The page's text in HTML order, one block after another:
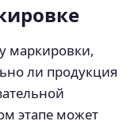
маркировки,
ли продукция
этапе может